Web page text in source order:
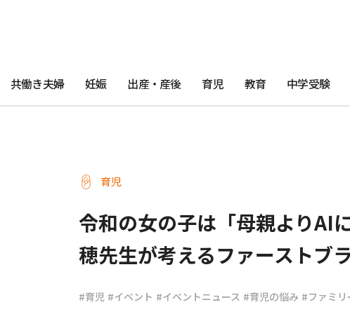
共働き夫婦 妊娠 出産・産後 育児 教育 中学受験
育児
令和の女の子は「母親より
穂先生が考えるファーストブ
#育児 #イベント #イベントニュース #育児の悩み #ファミリ